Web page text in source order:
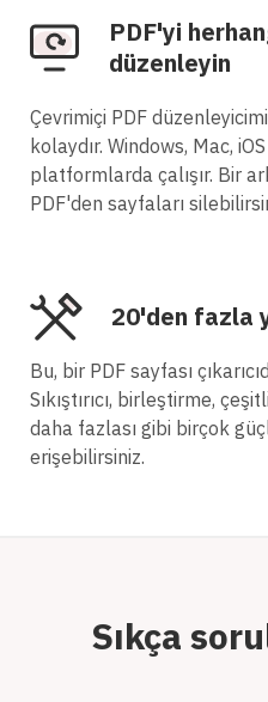
PDF'yi
düzenleyin
Çevrimiçi PDF
kolaydır. Windows, Mac,
platformlarda çalışır. Bir
PDF'den sayfaları
20'den fazla
Bu, bir PDF sayfası
Sıkıştırıcı, birleştirme,
daha fazlası gibi birçok
erişebilirsiniz.
Sıkça